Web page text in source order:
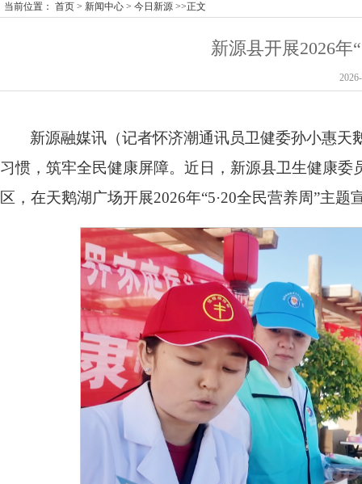
当前位置： 首页 > 新闻中心 > 今日新源 >>正文
新源县开展2026年
新源融媒讯（记者怀济潮通讯员卫健委孙小惠
习惯，筑牢全民健康屏障。近日，新源县卫生健康
区，在天鹅湖广场开展2026年“5·20全民营养周”主